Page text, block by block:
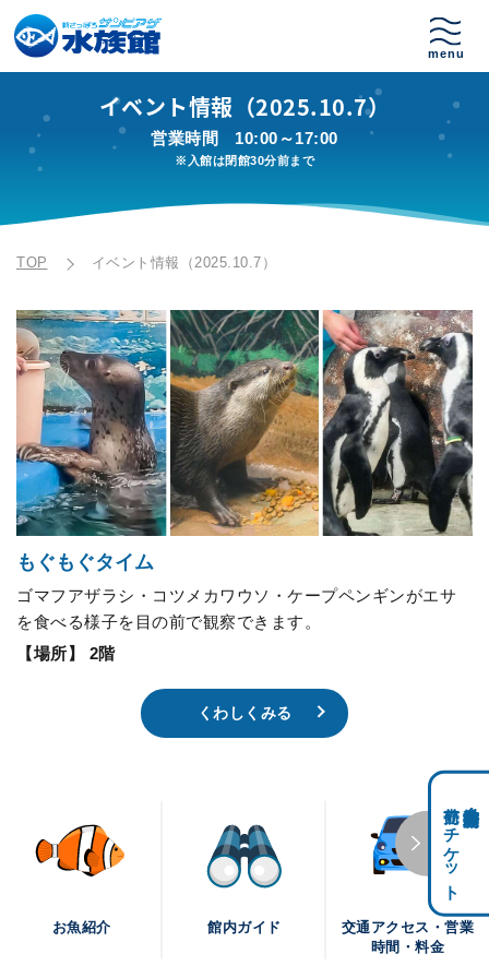
イベント情報（2025.10.7）
営業時間 10:00～17:00
※入館は閉館30分前まで
TOP イベント情報（2025.10.7）
もぐもぐタイム
ゴマフアザラシ・コツメカワウソ・ケープペンギンがエサ
を食べる様子を目の前で観察できます。
【場所】 2階
くわしくみる
お魚紹介 館内ガイド
交通アクセス・営業
時間・料金
前売りチケット